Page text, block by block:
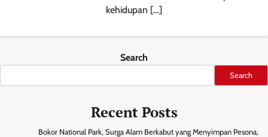
kehidupan […]
Search
Search
Recent Posts
Bokor National Park, Surga Alam Berkabut yang Menyimpan Pesona,